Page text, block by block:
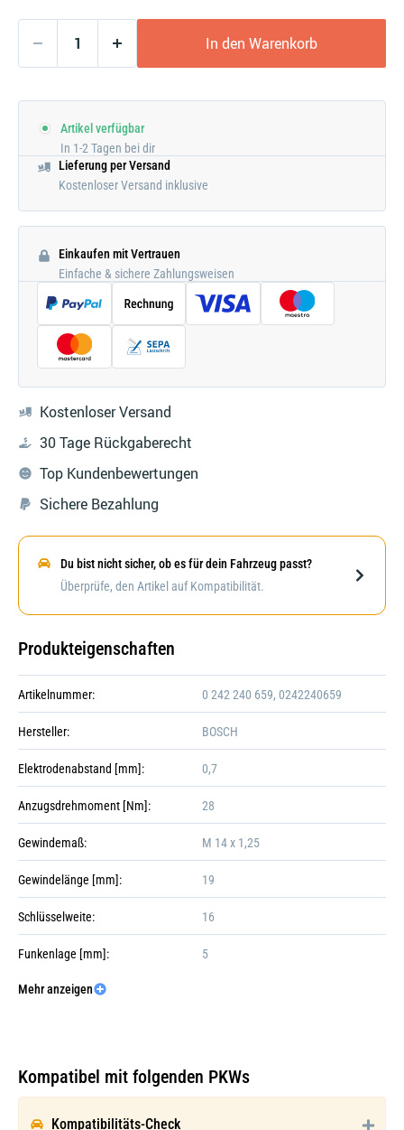
In den Warenkorb
Artikel verfügbar
In 1-2 Tagen bei dir
Lieferung per Versand
Kostenloser Versand inklusive
Einkaufen mit Vertrauen
Einfache & sichere Zahlungsweisen
Kostenloser Versand
30 Tage Rückgaberecht
Top Kundenbewertungen
Sichere Bezahlung
Darstellung kann abweichen
+10
Du bist nicht sicher, ob es für dein Fahrzeug passt?
Überprüfe, den Artikel auf Kompatibilität.
Produkteigenschaften
Artikelnummer: 0 242 240 659, 0242240659
Hersteller: BOSCH
Elektrodenabstand [mm]: 0,7
Anzugsdrehmoment [Nm]: 28
Gewindemaß: M 14 x 1,25
Gewindelänge [mm]: 19
Schlüsselweite: 16
Funkenlage [mm]: 5
Anzahl der Steckkontakte [-polig]:
Verpackungsbreite:
Mehr anzeigen
Kompatibel mit folgenden PKWs
Kompatibilitäts-Check